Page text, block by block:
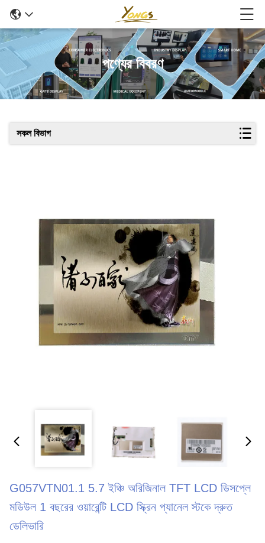
পণ্যের বিবরণ
সকল বিভাগ
G057VTN01.1 5.7 ইঞ্চি অরিজিনাল TFT LCD ডিসপ্লে
মডিউল 1 বছরের ওয়ারেন্টি LCD স্ক্রিন প্যানেল স্টকে দ্রুত
ডেলিভারি